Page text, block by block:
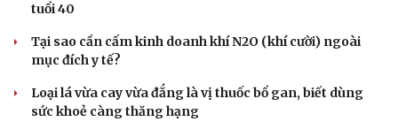
tuổi 40
Tại sao cần cấm kinh doanh khí N2O (khí cười) ngoài
mục đích y tế?
Loại lá vừa cay vừa đắng là vị thuốc bổ gan, biết dùng
sức khoẻ càng thăng hạng